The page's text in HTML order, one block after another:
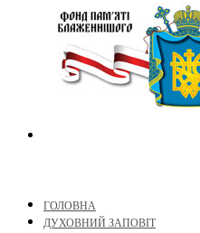
ГОЛОВНА
ДУХОВНИЙ ЗАПОВІТ